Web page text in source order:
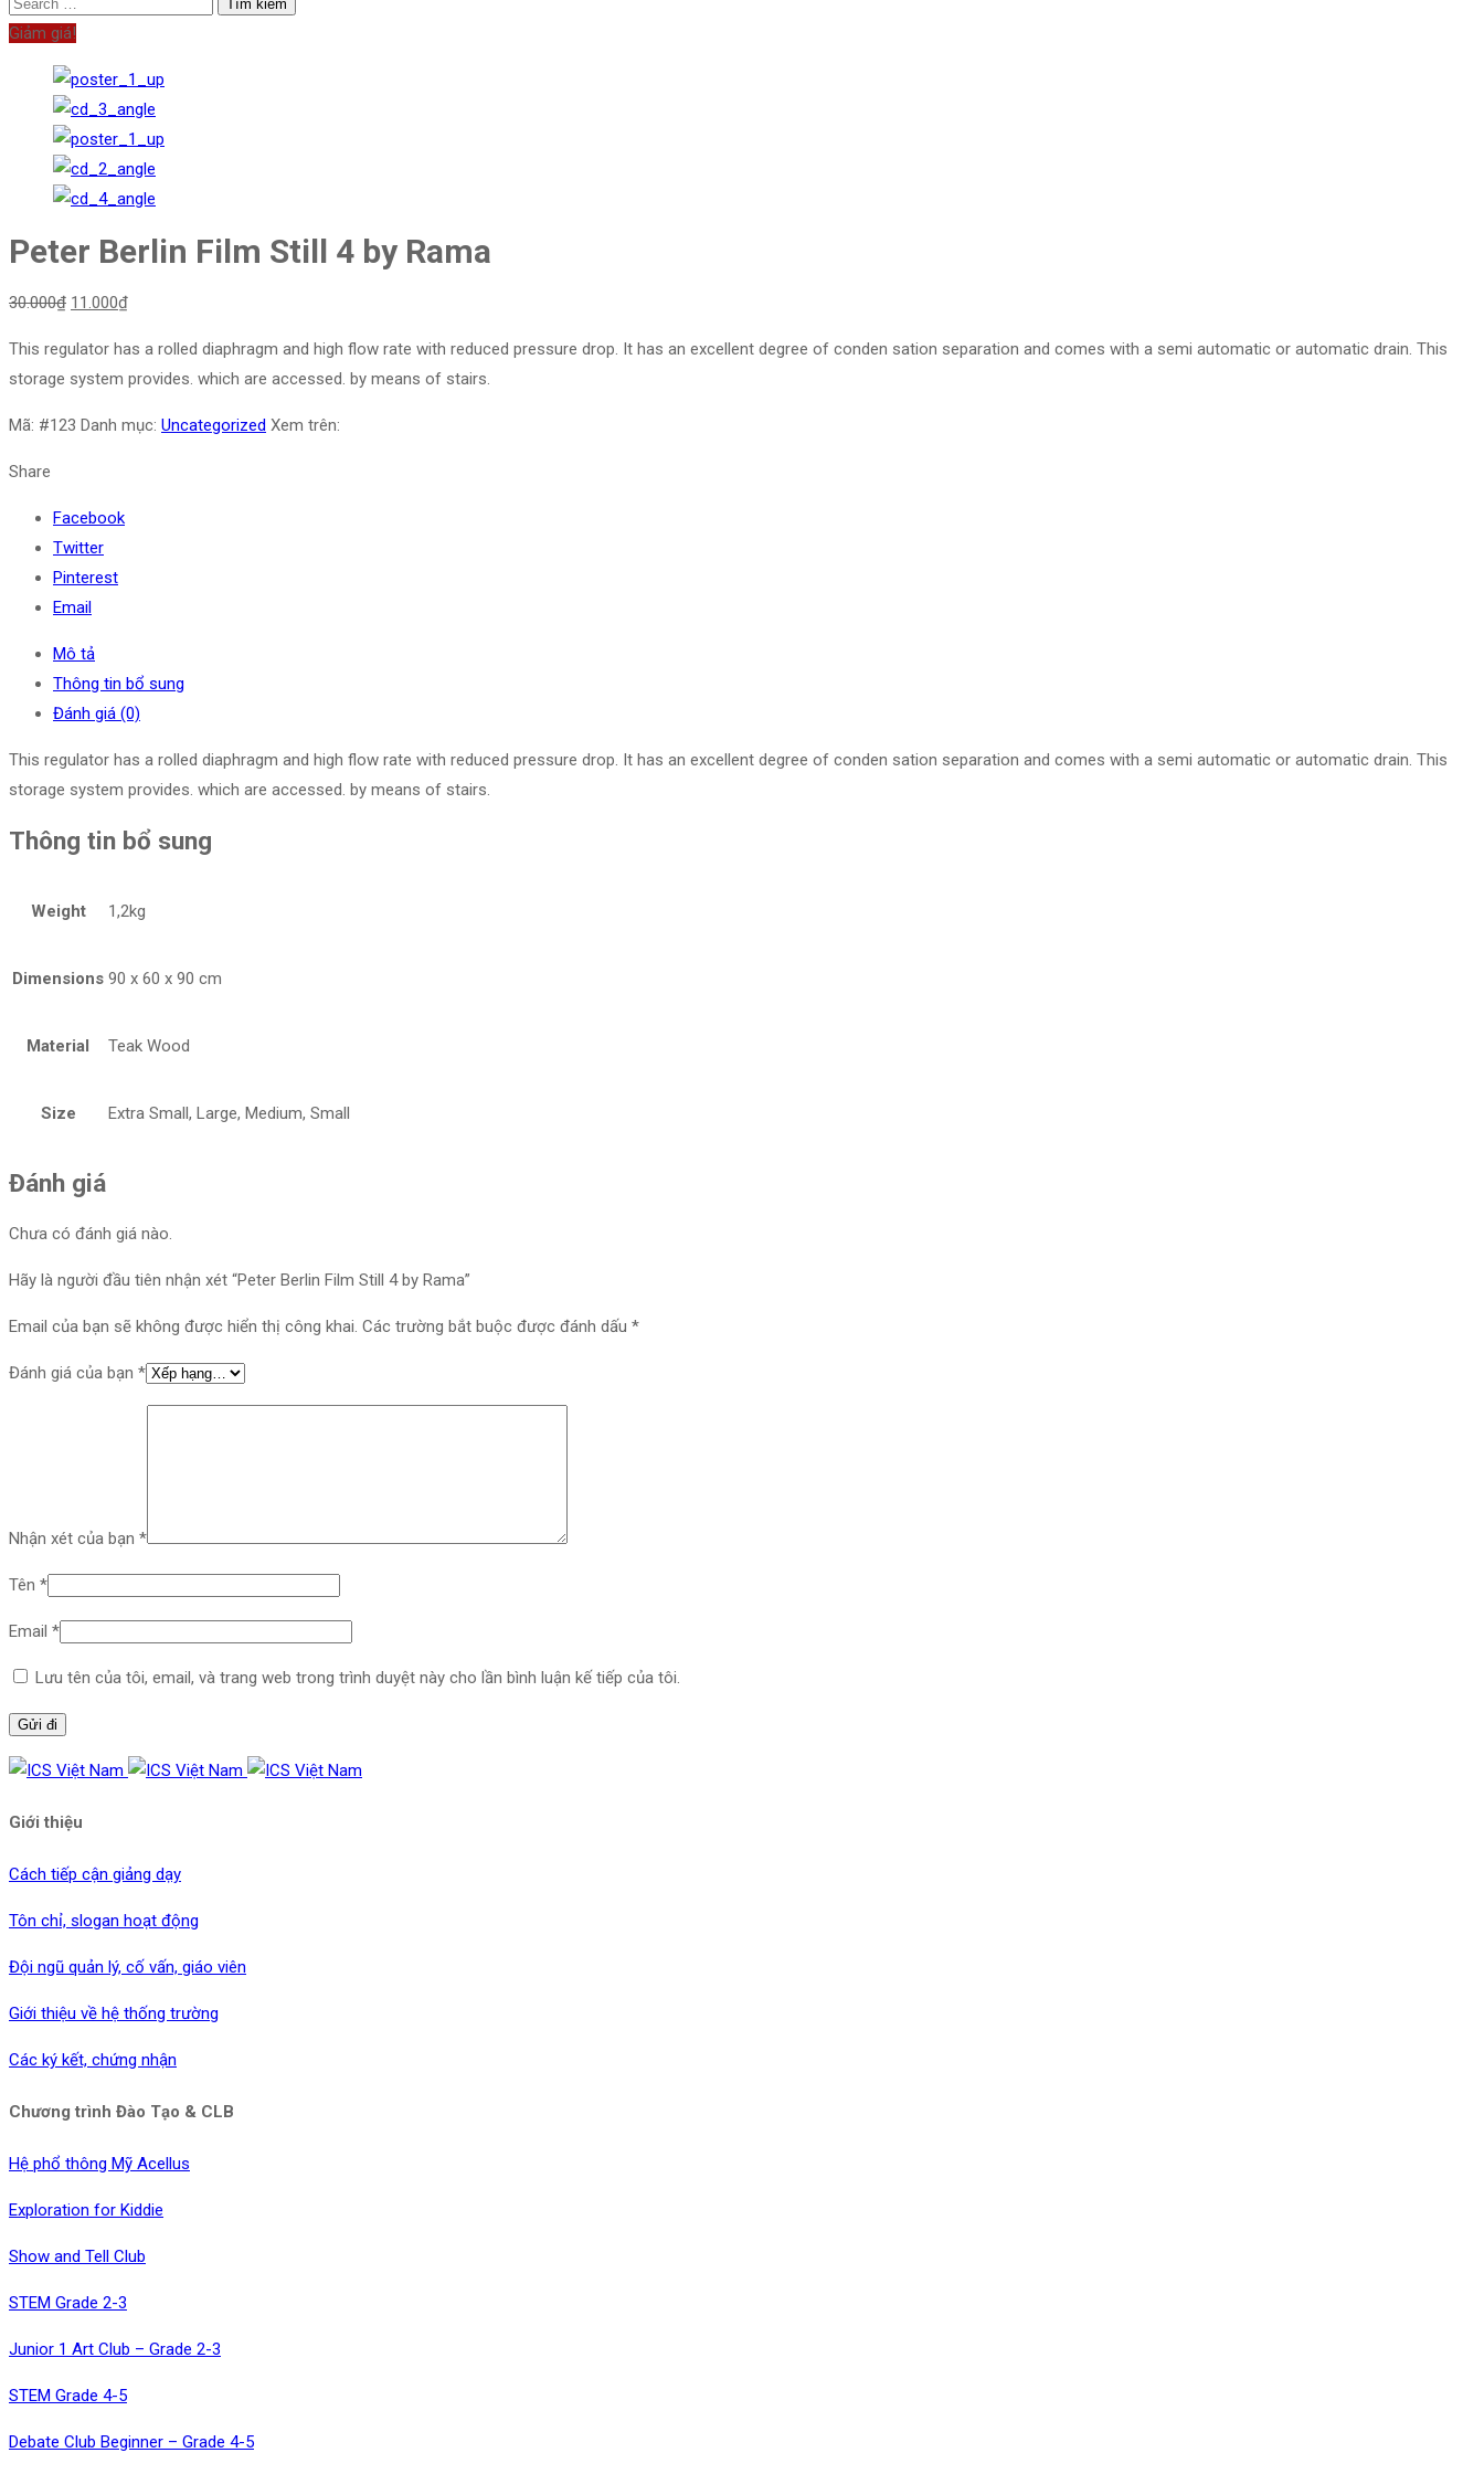
Giảm giá!
Peter Berlin Film Still 4 by Rama
30.000₫ 11.000₫
This regulator has a rolled diaphragm and high flow rate with reduced pressure drop. It has an excellent degree of conden sation separation and comes with a semi automatic or automatic drain. This
storage system provides. which are accessed. by means of stairs.
Mã: #123 Danh mục: Uncategorized Xem trên:
Share
Facebook
Twitter
Pinterest
Email
Mô tả
Thông tin bổ sung
Đánh giá (0)
This regulator has a rolled diaphragm and high flow rate with reduced pressure drop. It has an excellent degree of conden sation separation and comes with a semi automatic or automatic drain. This
storage system provides. which are accessed. by means of stairs.
Thông tin bổ sung
Weight 1,2kg
Dimensions 90 x 60 x 90 cm
Material Teak Wood
Size Extra Small, Large, Medium, Small
Đánh giá
Chưa có đánh giá nào.
Hãy là người đầu tiên nhận xét “Peter Berlin Film Still 4 by Rama”
Email của bạn sẽ không được hiển thị công khai. Các trường bắt buộc được đánh dấu *
Đánh giá của bạn *
Nhận xét của bạn *
Tên *
Email *
Lưu tên của tôi, email, và trang web trong trình duyệt này cho lần bình luận kế tiếp của tôi.
Giới thiệu
Cách tiếp cận giảng dạy
Tôn chỉ, slogan hoạt động
Đội ngũ quản lý, cố vấn, giáo viên
Giới thiệu về hệ thống trường
Các ký kết, chứng nhận
Chương trình Đào Tạo & CLB
Hệ phổ thông Mỹ Acellus
Exploration for Kiddie
Show and Tell Club
STEM Grade 2-3
Junior 1 Art Club – Grade 2-3
STEM Grade 4-5
Debate Club Beginner – Grade 4-5